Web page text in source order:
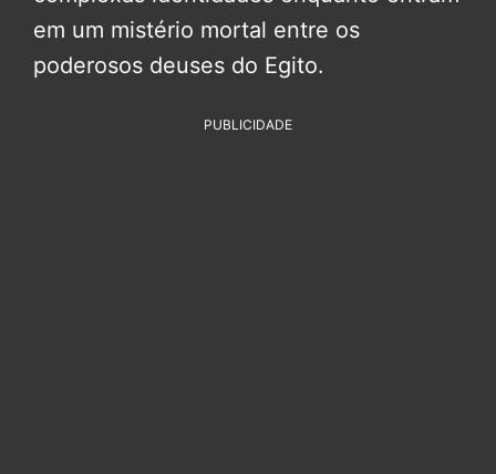
em um mistério mortal entre os
poderosos deuses do Egito.
PUBLICIDADE